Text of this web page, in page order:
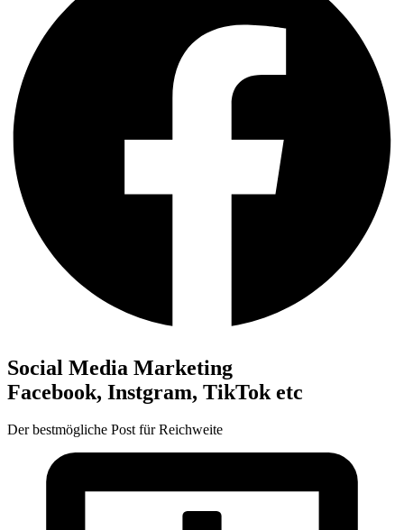
Social Media Marketing
Facebook, Instgram, TikTok etc
Der bestmögliche Post für Reichweite